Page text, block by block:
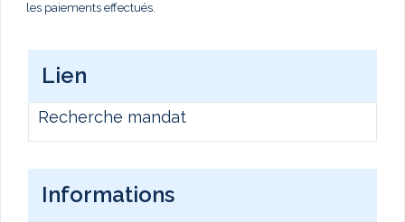
les paiements effectués.
Lien
Recherche mandat
Informations